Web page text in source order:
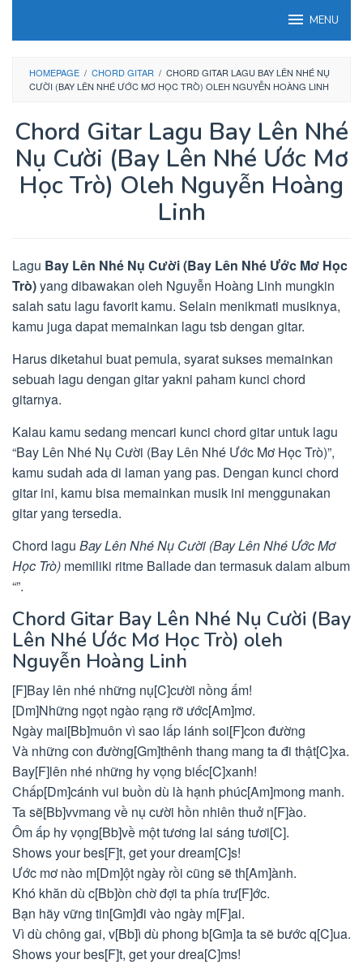
MENU
HOMEPAGE / CHORD GITAR / CHORD GITAR LAGU BAY LÊN NHÉ NỤ
CƯỜI (BAY LÊN NHÉ ƯỚC MƠ HỌC TRÒ) OLEH NGUYỄN HOÀNG LINH
Chord Gitar Lagu Bay Lên Nhé
Nụ Cười (Bay Lên Nhé Ước Mơ
Học Trò) Oleh Nguyễn Hoàng
Linh
Lagu Bay Lên Nhé Nụ Cười (Bay Lên Nhé Ước Mơ Học
Trò)yang dibawakan oleh Nguyễn Hoàng Linh mungkin
salah satu lagu favorit kamu. Selain menikmati musiknya,
kamu juga dapat memainkan lagu tsb dengan gitar.
Harus diketahui buat pemula, syarat sukses memainkan
sebuah lagu dengan gitar yakni paham kunci chord
gitarnya.
Kalau kamu sedang mencari kunci chord gitar untuk lagu
“Bay Lên Nhé Nụ Cười (Bay Lên Nhé Ước Mơ Học Trò)”,
kamu sudah ada di laman yang pas. Dengan kunci chord
gitar ini, kamu bisa memainkan musik ini menggunakan
gitar yang tersedia.
Chord lagu Bay Lên Nhé Nụ Cười (Bay Lên Nhé Ước Mơ
Học Trò) memiliki ritme Ballade dan termasuk dalam album
“”.
Chord Gitar Bay Lên Nhé Nụ Cười (Bay
Lên Nhé Ước Mơ Học Trò) oleh
Nguyễn Hoàng Linh
[F]Bay lên nhé những nụ[C]cười nồng ấm!
[Dm]Những ngọt ngào rạng rỡ ước[Am]mơ.
Ngày mai[Bb]muôn vì sao lấp lánh soi[F]con đường
Và những con đường[Gm]thênh thang mang ta đi thật[C]xa.
Bay[F]lên nhé những hy vọng biếc[C]xanh!
Chấp[Dm]cánh vui buồn dù là hạnh phúc[Am]mong manh.
Ta sẽ[Bb]vvmang về nụ cười hồn nhiên thuở n[F]ào.
Ôm ấp hy vọng[Bb]về một tương lai sáng tươi[C].
Shows your bes[F]t, get your dream[C]s!
Ước mơ nào m[Dm]ột ngày rồi cũng sẽ th[Am]ành.
Khó khăn dù c[Bb]òn chờ đợi ta phía trư[F]ớc.
Bạn hãy vững tin[Gm]đi vào ngày m[F]ai.
Vì dù chông gai, v[Bb]ì dù phong b[Gm]a ta sẽ bước q[C]ua.
Shows your bes[F]t, get your drea[C]ms!